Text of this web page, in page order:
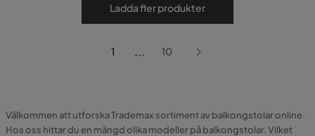
Ladda fler produkter
1 ... 10
Välkommen att utforska Trademax sortiment av balkongstolar online.
Hos oss hittar du en mängd olika modeller på balkongstolar. Vilket